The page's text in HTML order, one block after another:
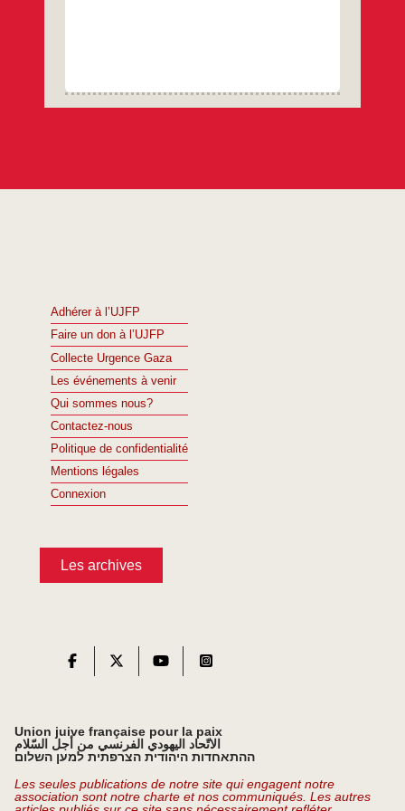
Adhérer à l’UJFP
Faire un don à l’UJFP
Collecte Urgence Gaza
Les événements à venir
Qui sommes nous?
Contactez-nous
Politique de confidentialité
Mentions légales
Connexion
Les archives
Union juive française pour la paix
الاتّحاد اليهودي الفرنسي من أجل السّلام
ההתאחדות היהודית הצרפתית למען השלום
Les seules publications de notre site qui engagent notre
association sont notre charte et nos communiqués. Les autres